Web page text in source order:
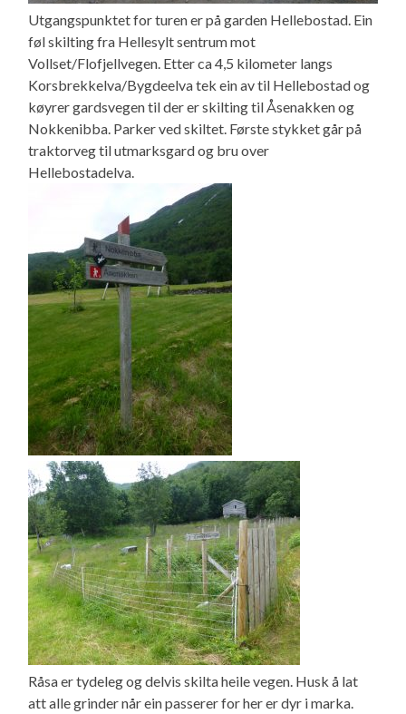
Utgangspunktet for turen er på garden Hellebostad. Ein
føl skilting fra Hellesylt sentrum mot
Vollset/Flofjellvegen. Etter ca 4,5 kilometer langs
Korsbrekkelva/Bygdeelva tek ein av til Hellebostad og
køyrer gardsvegen til der er skilting til Åsenakken og
Nokkenibba. Parker ved skiltet. Første stykket går på
traktorveg til utmarksgard og bru over
Hellebostadelva.
Råsa er tydeleg og delvis skilta heile vegen. Husk å lat
att alle grinder når ein passerer for her er dyr i marka.